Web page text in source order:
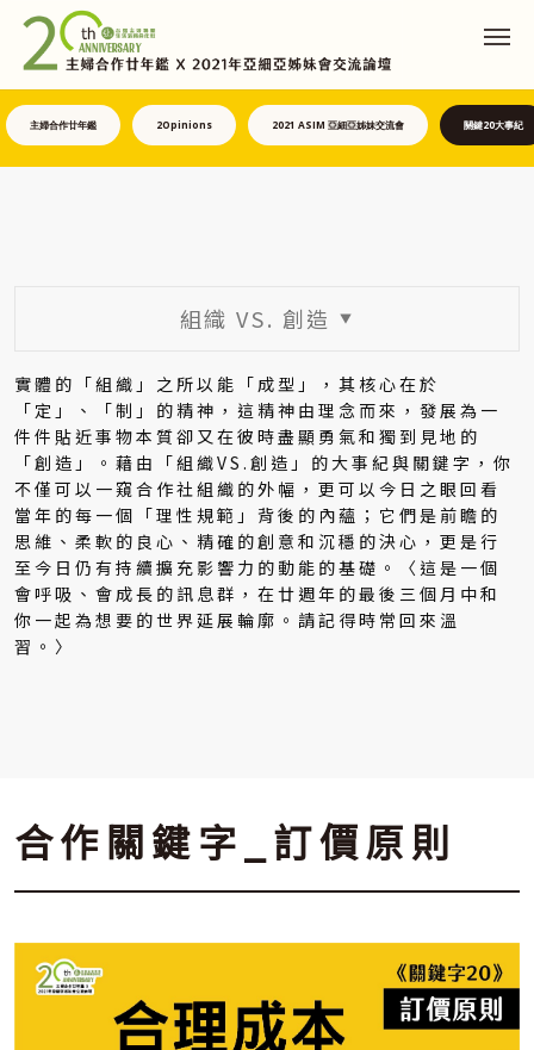
主婦合作廿年鑑 2Opinions 2021 ASIM 亞細亞姊妹交流會 關鍵20大事紀
組織 VS. 創造 ▼
實體的「組織」之所以能「成型」，其核心在於
「定」、「制」的精神，這精神由理念而來，發展為一
件件貼近事物本質卻又在彼時盡顯勇氣和獨到見地的
「創造」。藉由「組織VS.創造」的大事紀與關鍵字，你
不僅可以一窺合作社組織的外幅，更可以今日之眼回看
當年的每一個「理性規範」背後的內蘊；它們是前瞻的
思維、柔軟的良心、精確的創意和沉穩的決心，更是行
至今日仍有持續擴充影響力的動能的基礎。〈這是一個
會呼吸、會成長的訊息群，在廿週年的最後三個月中和
你一起為想要的世界延展輪廓。請記得時常回來溫
習。〉
合作關鍵字_訂價原則